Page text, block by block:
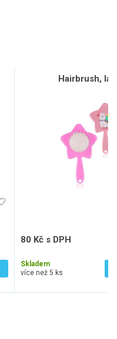
Hairbrush,
80 Kč s DPH
Skladem
více než 5 ks